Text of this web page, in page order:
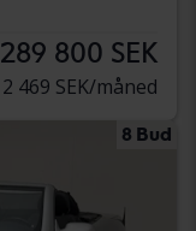
289 800 SEK
2 469 SEK/måned
8 Bud